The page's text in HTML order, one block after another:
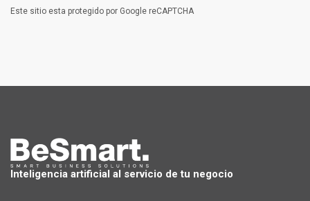
Este sitio esta protegido por Google reCAPTCHA
Inteligencia artificial al servicio de tu negocio